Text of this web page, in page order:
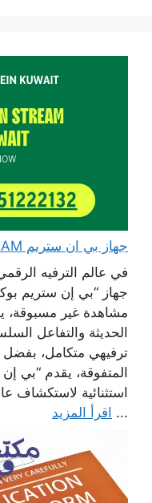
جهاز بي ان ستريم beIN STREAM الكويت مع اشتراك
في عالم الترفيه
جهاز “بي إن ستريم
مشاهدة غير مسبوقة،
الحديثة والتفاعل
ترفيهي متكامل، بفضل
المتفوقة، يقدم “بي
استثنائية لاستكشاف
... اقرأ المزيد